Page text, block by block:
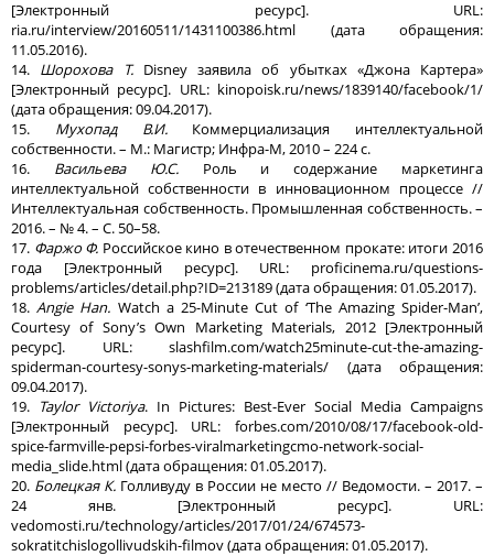
[Электронный ресурс]. URL:
ria.ru/interview/20160511/1431100386.html (дата обращения:
11.05.2016).
14. Шорохова Т. Disney заявила об убытках «Джона Картера»
[Электронный ресурс]. URL: kinopoisk.ru/news/1839140/facebook/1/
(дата обращения: 09.04.2017).
15. Мухопад В.И. Коммерциализация интеллектуальной
собственности. – М.: Магистр; Инфра-М, 2010 – 224 с.
16. Васильева Ю.С. Роль и содержание маркетинга
интеллектуальной собственности в инновационном процессе //
Интеллектуальная собственность. Промышленная собственность. –
2016. – № 4. – С. 50–58.
17. Фаржо Ф. Российское кино в отечественном прокате: итоги 2016
года [Электронный ресурс]. URL: proficinema.ru/questions-
problems/articles/detail.php?ID=213189 (дата обращения: 01.05.2017).
18.Angie Han. Watch a 25-Minute Cut of ‘The Amazing Spider-Man’,
Courtesy of Sony’s Own Marketing Materials, 2012 [Электронный
ресурс]. URL: slashfilm.com/watch25minute-cut-the-amazing-
spiderman-courtesy-sonys-marketing-materials/ (дата обращения:
09.04.2017).
19. Taylor Victoriya. In Pictures: Best-Ever Social Media Campaigns
[Электронный ресурс]. URL: forbes.com/2010/08/17/facebook-old-
spice-farmville-pepsi-forbes-viralmarketingcmo-network-social-
media_slide.html (дата обращения: 01.05.2017).
20. Болецкая К. Голливуду в России не место // Ведомости. – 2017. –
24 янв. [Электронный ресурс]. URL:
vedomosti.ru/technology/articles/2017/01/24/674573-
sokratitchislogollivudskih-filmov (дата обращения: 01.05.2017).